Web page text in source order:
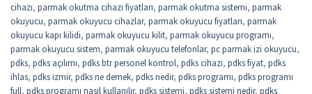
cihazı, parmak okutma cihazı fiyatları, parmak okutma sistemi, parmak
okuyucu, parmak okuyucu cihazlar, parmak okuyucu fiyatları, parmak
okuyucu kapı kilidi, parmak okuyucu kilit, parmak okuyucu programı,
parmak okuyucu sistem, parmak okuyucu telefonlar, pc parmak izi okuyucu,
pdks, pdks açılımı, pdks btr personel kontrol, pdks cihazı, pdks fiyat, pdks
ihlas, pdks izmir, pdks ne demek, pdks nedir, pdks programı, pdks programı
full, pdks programı nasıl kullanılır, pdks sistemi, pdks sistemi nedir, pdks